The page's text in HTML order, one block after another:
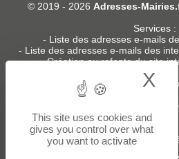
© 2019 - 2026Adresses-
Services :
- Liste des adresses e-mails
- Liste des adresses e-mails des
-Création ou refonte du site
Sites partenaires:
bureaux.boites-lettres.fr
Un service
This site uses cookies and
gives you control over what
you want to activate
X